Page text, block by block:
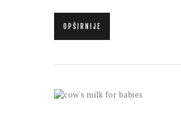
OPŠIRNIJE